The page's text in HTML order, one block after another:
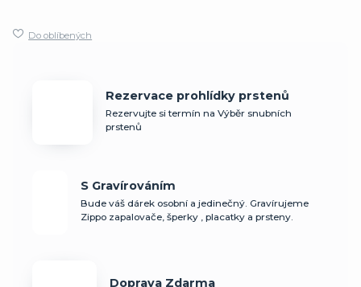
Do oblíbených
Rezervace prohlídky prstenů
Rezervujte si termín na Výběr snubních
prstenů
S Gravírováním
Bude váš dárek osobní a jedinečný. Gravírujeme
Zippo zapalovače, šperky , placatky a prsteny.
Doprava Zdarma